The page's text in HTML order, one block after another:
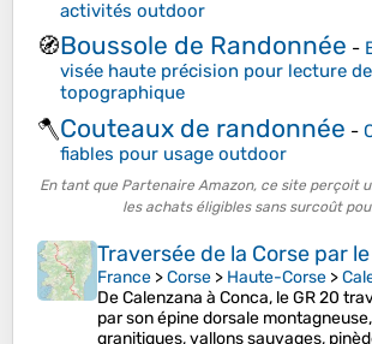
activités outdoor
🧭Boussole de Randonnée -
visée haute précision pour lecture
topographique
🪓Couteaux de randonnée -
fiables pour usage outdoor
En tant que Partenaire Amazon, ce site perçoit
les achats éligibles sans surcoût
Traversée de la Corse par
France >Corse > Haute-Corse >
De Calenzana à Conca, le GR 20
par son épine dorsale
granitiques, vallons sauvages,